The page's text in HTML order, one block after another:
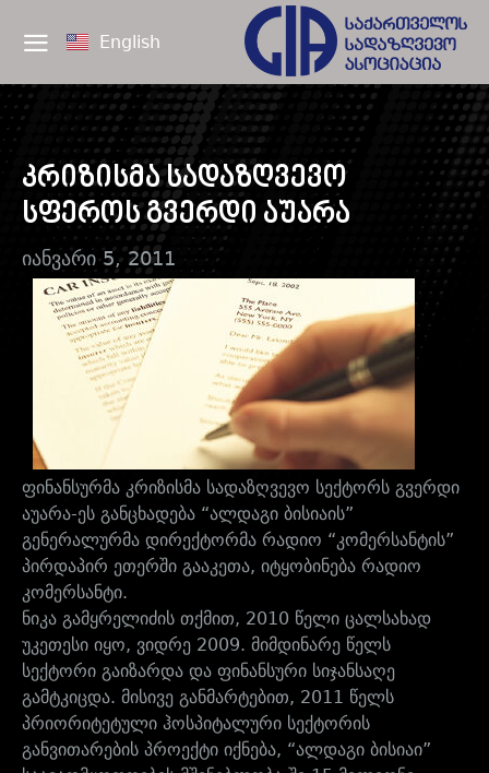
English
კრიზისმა სადაზღვევო
სფეროს გვერდი აუარა
იანვარი 5, 2011
ფინანსურმა კრიზისმა სადაზღვევო სექტორს გვერდი
აუარა-ეს განცხადება “ალდაგი ბისიაის”
გენერალურმა დირექტორმა რადიო “კომერსანტის”
პირდაპირ ეთერში გააკეთა, იტყობინება რადიო
კომერსანტი.
ნიკა გამყრელიძის თქმით, 2010 წელი ცალსახად
უკეთესი იყო, ვიდრე 2009. მიმდინარე წელს
სექტორი გაიზარდა და ფინანსური სიჯანსაღე
გამტკიცდა. მისივე განმარტებით, 2011 წელს
პრიორიტეტული ჰოსპიტალური სექტორის
განვითარების პროექტი იქნება, “ალდაგი ბისიაი”